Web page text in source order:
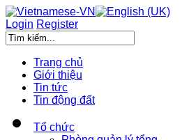
Login Register
Trang chủ
Giới thiệu
Tin tức
Tin động đất
Tổ chức